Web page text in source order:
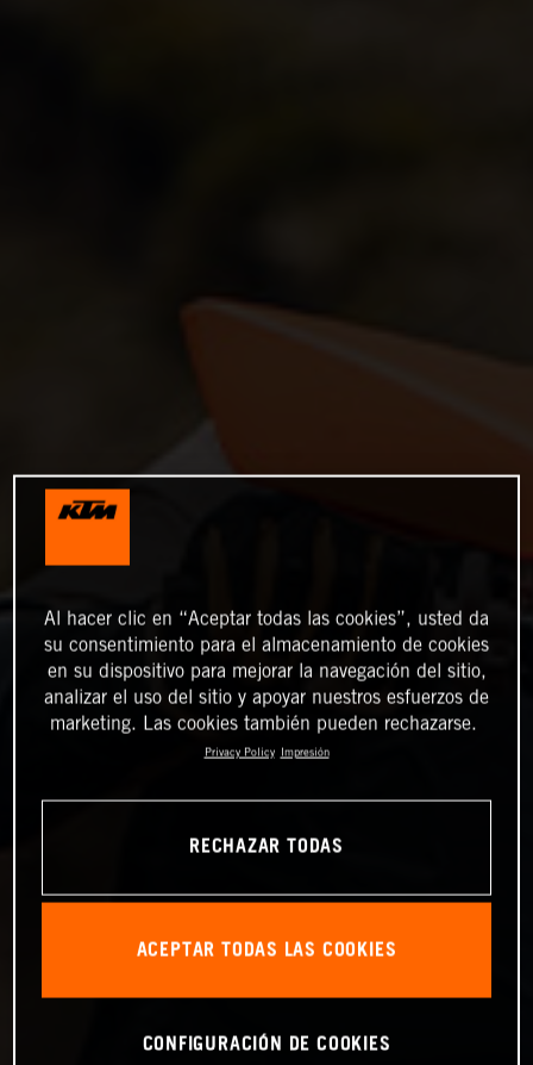
Al hacer clic en “Aceptar todas las cookies”, usted da
su consentimiento para el almacenamiento de cookies
en su dispositivo para mejorar la navegación del sitio,
analizar el uso del sitio y apoyar nuestros esfuerzos de
marketing. Las cookies también pueden rechazarse.
Privacy Policy Impresión
RECHAZAR TODAS
ACEPTAR TODAS LAS COOKIES
CONFIGURACIÓN DE COOKIES